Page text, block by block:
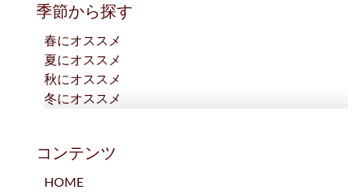
季節から探す
春にオススメ
夏にオススメ
秋にオススメ
冬にオススメ
コンテンツ
HOME